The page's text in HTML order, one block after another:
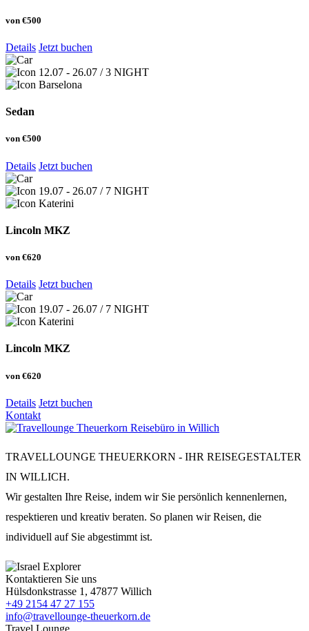
von €500
Details Jetzt buchen
12.07 - 26.07 / 3 NIGHT
Barselona
Sedan
von €500
Details Jetzt buchen
19.07 - 26.07 / 7 NIGHT
Katerini
Lincoln MKZ
von €620
Details Jetzt buchen
19.07 - 26.07 / 7 NIGHT
Katerini
Lincoln MKZ
von €620
Details Jetzt buchen
Kontakt
TRAVELLOUNGE THEUERKORN - IHR REISEGESTALTER
IN WILLICH.
Wir gestalten Ihre Reise, indem wir Sie persönlich kennenlernen,
respektieren und kreativ beraten. So planen wir Reisen, die
individuell auf Sie abgestimmt ist.
Kontaktieren Sie uns
Hülsdonkstrasse 1, 47877 Willich
+49 2154 47 27 155
info@travellounge-theuerkorn.de
Travel Lounge